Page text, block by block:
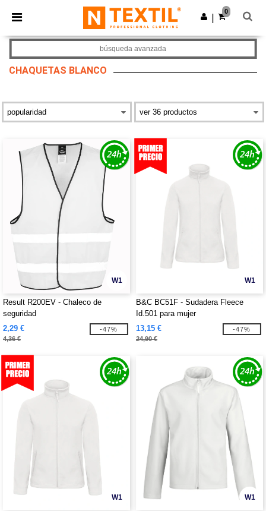
× App de Ntextil
¡Mejores precios en app!
Descargar app
0
CHAQUETAS BLANCO
búsqueda avanzada
W1
Result R200EV - Chaleco de
seguridad
2,29 €
4,36 €
-47%
W1
B&C BC51F - Sudadera Fleece
Id.501 para mujer
13,15 €
24,90 €
-47%
W1 W1